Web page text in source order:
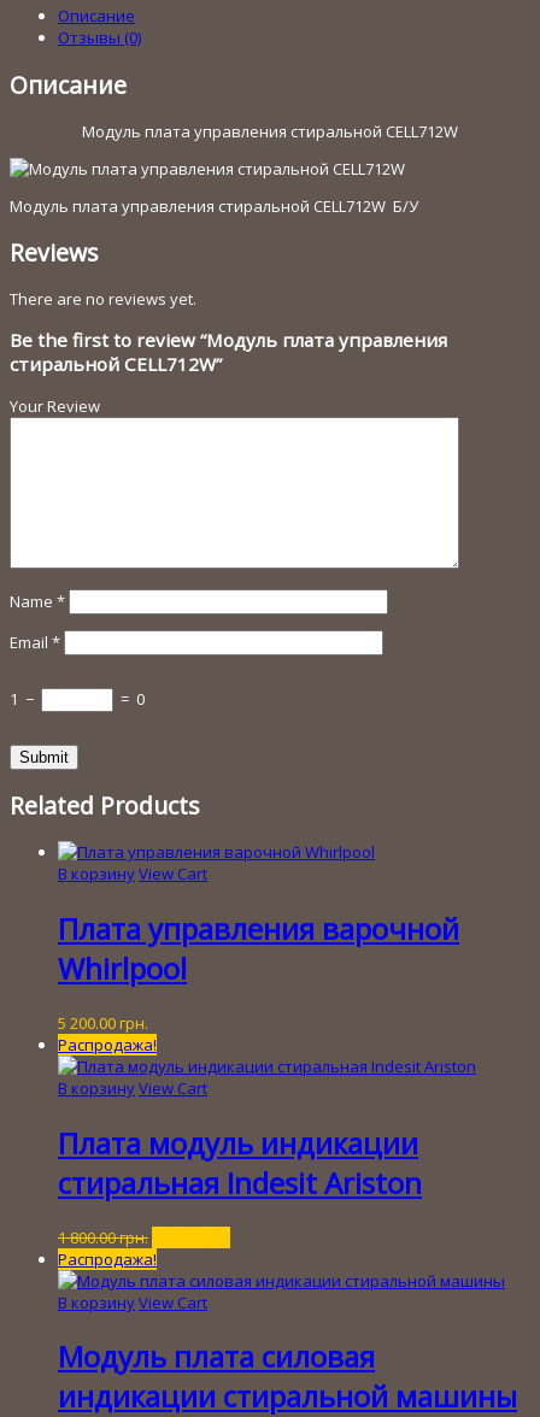
управления
стиральной
Описание
Отзывы (0)
Описание
Модуль плата управления стиральной CELL712W
Модуль плата управления стиральной CELL712W Б/У
Reviews
There are no reviews yet.
Be the first to review “Модуль плата управления
стиральной CELL712W”
Your Review
Name *
Email *
1 − = 0
Related Products
В корзинуView Cart
Плата управления варочной
Whirlpool
5 200.00 грн.
Распродажа!
В корзинуView Cart
Плата модуль индикации
стиральная Indesit Ariston
1 800.00грн.
цена
составляла
1
400.00 грн..
Распродажа!
В корзинуView Cart
Модуль плата силовая
индикации стиральной машины